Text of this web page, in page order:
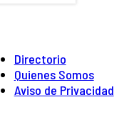
Directorio
Quienes Somos
Aviso de Privacidad